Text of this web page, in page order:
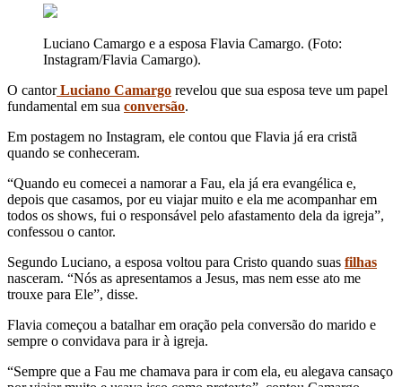
Luciano Camargo e a esposa Flavia Camargo. (Foto:
Instagram/Flavia Camargo).
O cantorLuciano Camargo revelou que sua esposa teve um papel
fundamental em sua conversão.
Em postagem no Instagram, ele contou que Flavia já era cristã
quando se conheceram.
“Quando eu comecei a namorar a Fau, ela já era evangélica e,
depois que casamos, por eu viajar muito e ela me acompanhar em
todos os shows, fui o responsável pelo afastamento dela da igreja”,
confessou o cantor.
Segundo Luciano, a esposa voltou para Cristo quando suas filhas
nasceram. “Nós as apresentamos a Jesus, mas nem esse ato me
trouxe para Ele”, disse.
Flavia começou a batalhar em oração pela conversão do marido e
sempre o convidava para ir à igreja.
“Sempre que a Fau me chamava para ir com ela, eu alegava cansaço